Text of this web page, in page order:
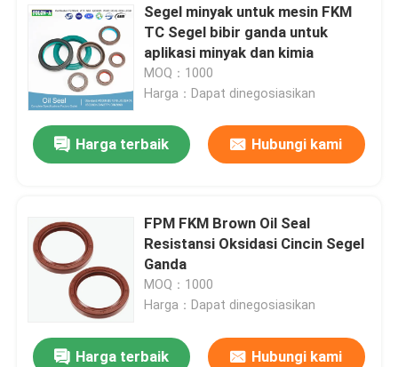
Segel minyak untuk mesin FKM
TC Segel bibir ganda untuk
aplikasi minyak dan kimia
MOQ：1000
Harga：Dapat dinegosiasikan
Harga terbaik Hubungi kami
FPM FKM Brown Oil Seal
Resistansi Oksidasi Cincin Segel
Ganda
MOQ：1000
Harga：Dapat dinegosiasikan
Harga terbaik Hubungi kami